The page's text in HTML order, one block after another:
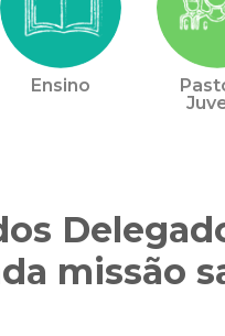
Ensino
missão